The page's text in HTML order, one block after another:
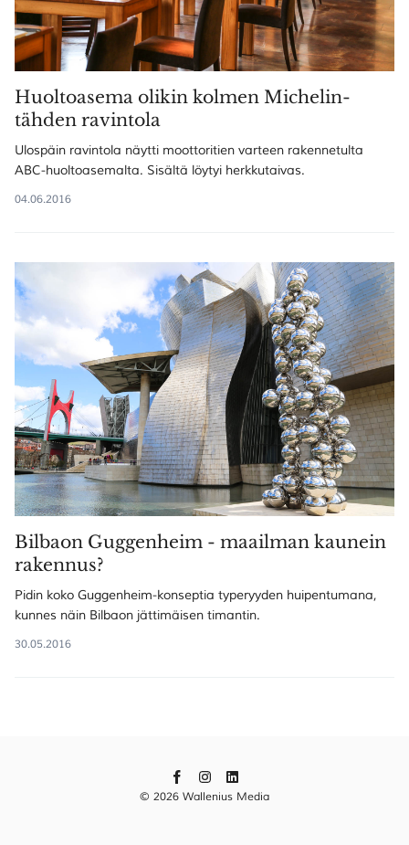
Huoltoasema olikin kolmen Michelin-
tähden ravintola
Ulospäin ravintola näytti moottoritien varteen rakennetulta
ABC-huoltoasemalta. Sisältä löytyi herkkutaivas.
04.06.2016
Bilbaon Guggenheim - maailman kaunein
rakennus?
Pidin koko Guggenheim-konseptia typeryyden huipentumana,
kunnes näin Bilbaon jättimäisen timantin.
30.05.2016
© 2026 Wallenius Media